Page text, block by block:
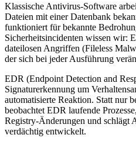
Klassische Antivirus-Software
Dateien mit einer Datenbank
funktioniert für bekannte
Sicherheitsincidenten wissen wir:
dateilosen Angriffen (Fileless
der sich bei jeder Ausführung
EDR (Endpoint Detection and
Signaturerkennung um
automatisierte Reaktion. Statt nur
beobachtet EDR laufende
Registry-Änderungen und schlägt
verdächtig entwickelt.